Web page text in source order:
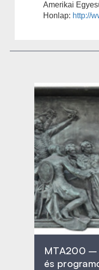
Amerikai
Honlap: http://
MTA200 –
és